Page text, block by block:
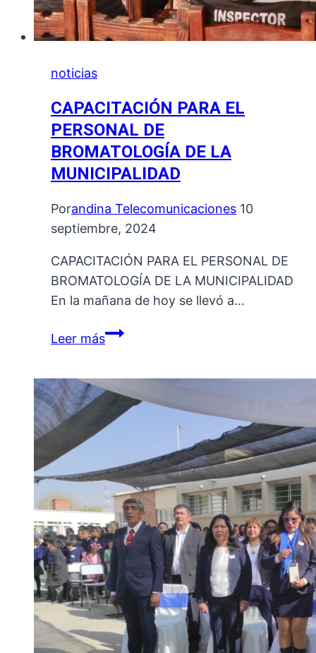
noticias
CAPACITACIÓN PARA EL
PERSONAL DE
BROMATOLOGÍA DE LA
MUNICIPALIDAD
Porandina Telecomunicaciones 10
septiembre, 2024
CAPACITACIÓN PARA EL PERSONAL DE
BROMATOLOGÍA DE LA MUNICIPALIDAD
En la mañana de hoy se llevó a…
Leer másCAPACITACIÓN
PERSONAL
DE
BROMATOLOGÍA
LA
MUNICIPALIDAD